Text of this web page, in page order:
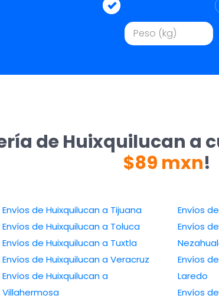
de Huixquilucan a
$89 mxn!
Envíos de Huixquilucan a Tijuana
Envíos de Huixquilucan a Toluca
Envíos de Huixquilucan a Tuxtla
Envíos de Huixquilucan a Veracruz
Envíos de Huixquilucan a
Villahermosa
Envíos
Envíos
Envíos
Laredo
Envíos